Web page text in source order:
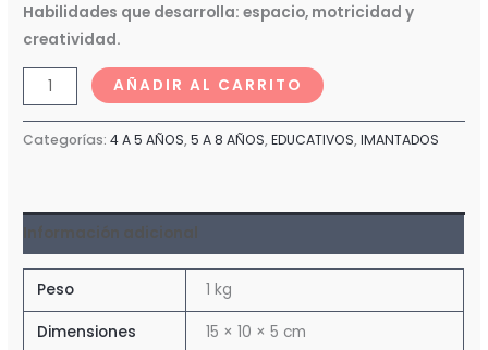
Habilidades que desarrolla: espacio, motricidad y
creatividad.
AÑADIR AL CARRITO
Categorías:4 A 5 AÑOS,5 A 8 AÑOS,EDUCATIVOS,IMANTADOS
Información adicional
Peso 1 kg
Dimensiones 15 × 10 × 5 cm